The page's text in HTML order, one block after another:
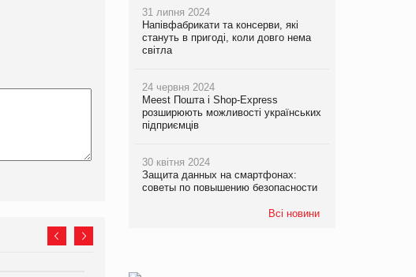
31 липня 2024
Напівфабрикати та консерви, які
стануть в пригоді, коли довго нема
світла
24 червня 2024
Meest Пошта і Shop-Express
розширюють можливості українських
підприємців
30 квітня 2024
Защита данных на смартфонах:
советы по повышению безопасности
Всі новини